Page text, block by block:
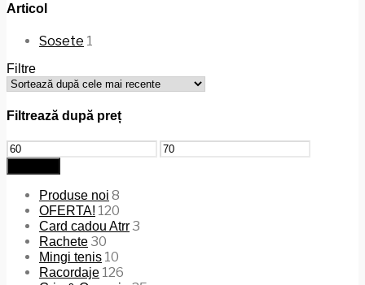
Articol
Sosete 1
Filtre
Filtrează după preț
Preț
minim
Preț
maxim
Produse noi 8
OFERTA! 120
Card cadou Atrr3
Rachete30
Mingi tenis 10
Racordaje 126